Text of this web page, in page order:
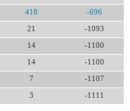
418 -696
21 -1093
14 -1100
14 -1100
7 -1107
3 -1111